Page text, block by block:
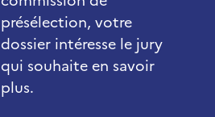
présélection, votre
dossier intéresse le jury
qui souhaite en savoir
plus.